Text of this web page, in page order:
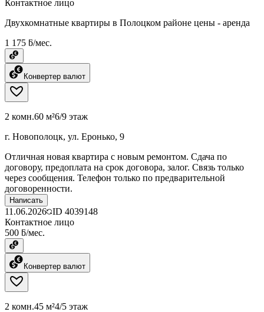
Контактное лицо
Двухкомнатные квартиры в Полоцком районе цены - аренда
1 175 ƃ/мес.
Конвертер валют
2 комн.60 м²6/9 этаж
г. Новополоцк, ул. Еронько, 9
Отличная новая квартира с новым ремонтом. Сдача по
договору, предоплата на срок договора, залог. Связь только
через сообщения. Телефон только по предварительной
договоренности.
Написать
11.06.2026 ID 4039148
Контактное лицо
500 ƃ/мес.
Конвертер валют
2 комн.45 м²4/5 этаж